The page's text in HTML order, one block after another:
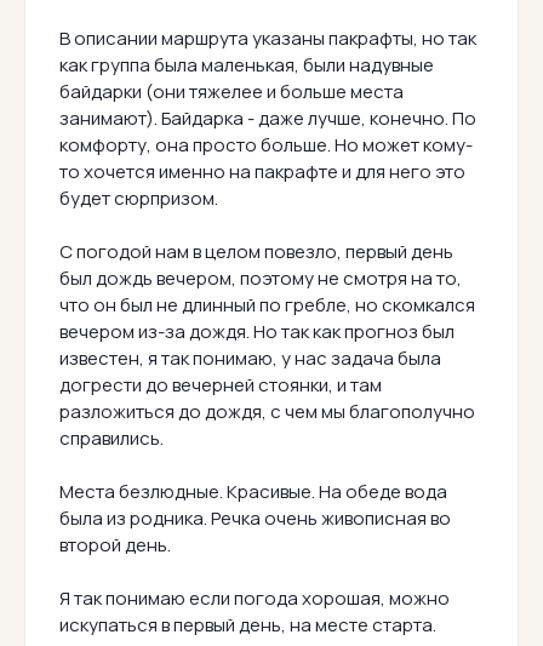
В описании маршрута указаны пакрафты, но так
как группа была маленькая, были надувные
байдарки (они тяжелее и больше места
занимают). Байдарка - даже лучше, конечно. По
комфорту, она просто больше. Но может кому-
то хочется именно на пакрафте и для него это
будет сюрпризом.
С погодой нам в целом повезло, первый день
был дождь вечером, поэтому не смотря на то,
что он был не длинный по гребле, но скомкался
вечером из-за дождя. Но так как прогноз был
известен, я так понимаю, у нас задача была
догрести до вечерней стоянки, и там
разложиться до дождя, с чем мы благополучно
справились.
Места безлюдные. Красивые. На обеде вода
была из родника. Речка очень живописная во
второй день.
Я так понимаю если погода хорошая, можно
искупаться в первый день, на месте старта.